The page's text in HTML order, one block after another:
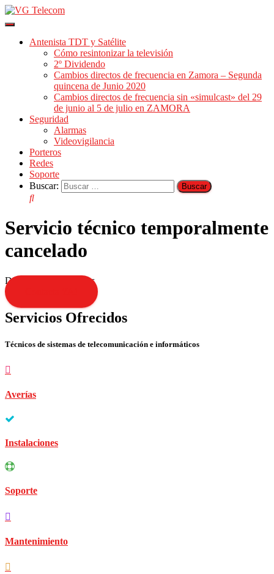
Cambiar
navegación
Antenista TDT y Satélite
Cómo resintonizar la televisión
2º Dividendo
Cambios directos de frecuencia en Zamora – Segunda
quincena de Junio 2020
Cambios directos de frecuencia sin «simulcast» del 29
de junio al 5 de julio en ZAMORA
Seguridad
Alarmas
Videovigilancia
Porteros
Redes
Soporte
Buscar:
Servicio técnico temporalmente
cancelado
Disculpen las molestias
Servicios Ofrecidos
Técnicos de sistemas de telecomunicación e informáticos
Averías
Instalaciones
Soporte
Mantenimiento